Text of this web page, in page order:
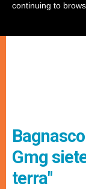
Gmg
terra"
continuing to